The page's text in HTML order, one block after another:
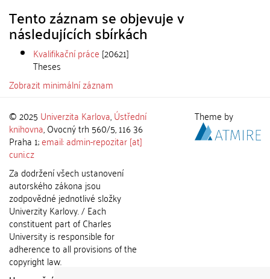
Tento záznam se objevuje v
následujících sbírkách
Kvalifikační práce [20621]
Theses
Zobrazit minimální záznam
© 2025 Univerzita Karlova,Ústřední
knihovna, Ovocný trh 560/5, 116 36
Praha 1;email: admin-repozitar [at]
cuni.cz
Za dodržení všech ustanovení
autorského zákona jsou
zodpovědné jednotlivé složky
Univerzity Karlovy. / Each
constituent part of Charles
University is responsible for
adherence to all provisions of the
copyright law.
Theme by